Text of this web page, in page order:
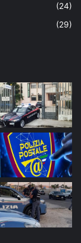
(24)
(29)